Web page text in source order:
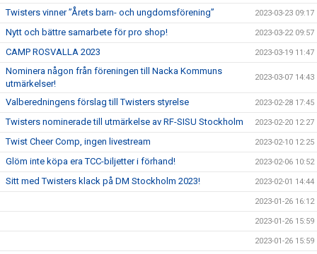
Twisters vinner ”Årets barn- och ungdomsförening” 2023-03-23 09:17
Nytt och bättre samarbete för pro shop! 2023-03-22 09:57
CAMP ROSVALLA 2023 2023-03-19 11:47
Nominera någon från föreningen till Nacka Kommuns
utmärkelser!
2023-03-07 14:43
Valberedningens förslag till Twisters styrelse 2023-02-28 17:45
Twisters nominerade till utmärkelse av RF-SISU Stockholm 2023-02-20 12:27
Twist Cheer Comp, ingen livestream 2023-02-10 12:25
Glöm inte köpa era TCC-biljetter i förhand! 2023-02-06 10:52
Sitt med Twisters klack på DM Stockholm 2023! 2023-02-01 14:44
2023-01-26 16:12
2023-01-26 15:59
2023-01-26 15:59